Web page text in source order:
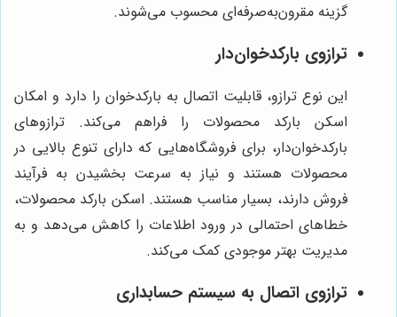
گزینه مقرون‌به‌صرفه‌ای محسوب می‌شوند.
ترازوی بارکدخوان‌دار
این نوع ترازو، قابلیت اتصال به بارکدخوان را دارد و امکان
اسکن بارکد محصولات را فراهم می‌کند. ترازوهای
بارکدخوان‌دار، برای فروشگاه‌هایی که دارای تنوع بالایی در
محصولات هستند و نیاز به سرعت بخشیدن به فرآیند
فروش دارند، بسیار مناسب هستند. اسکن بارکد محصولات،
خطاهای احتمالی در ورود اطلاعات را کاهش می‌دهد و به
مدیریت بهتر موجودی کمک می‌کند.
ترازوی اتصال به سیستم حسابداری